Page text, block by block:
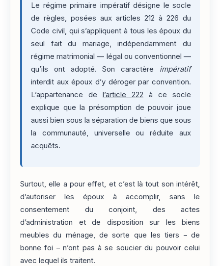
Le régime primaire impératif désigne le socle
de règles, posées aux articles 212 à 226 du
Code civil, qui s’appliquent à tous les époux du
seul fait du mariage, indépendamment du
régime matrimonial — légal ou conventionnel —
qu’ils ont adopté. Son caractère impératif
interdit aux époux d’y déroger par convention.
L’appartenance de l’article 222 à ce socle
explique que la présomption de pouvoir joue
aussi bien sous la séparation de biens que sous
la communauté, universelle ou réduite aux
acquêts.
Surtout, elle a pour effet, et c’est là tout son intérêt,
d’autoriser les époux à accomplir, sans le
consentement du conjoint, des actes
d’administration et de disposition sur les biens
meubles du ménage, de sorte que les tiers – de
bonne foi – n’ont pas à se soucier du pouvoir celui
avec lequel ils traitent.